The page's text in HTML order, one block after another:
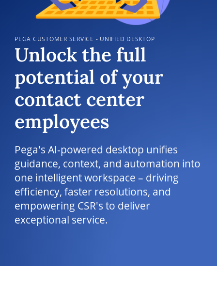
PEGA CUSTOMER SERVICE - UNIFIED DESKTOP
Unlock the full
potential of your
contact center
employees
Pega's AI-powered desktop unifies
guidance, context, and automation into
one intelligent workspace – driving
efficiency, faster resolutions, and
empowering CSR's to deliver
exceptional service.